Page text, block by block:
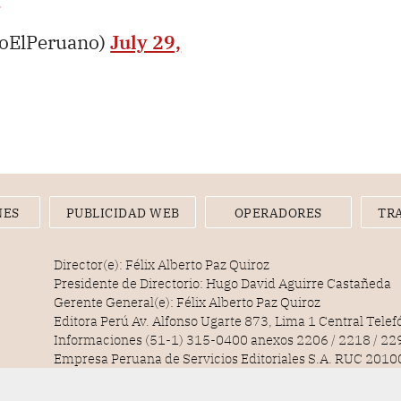
July 29,
PUBLICIDAD WEB OPERADORES
Director(e): Félix Alberto Paz Quiroz
Presidente de Directorio: Hugo David Aguirre Castañeda
Gerente General(e): Félix Alberto Paz Quiroz
Editora Perú Av. Alfonso Ugarte 873, Lima 1 Central
Informaciones (51-1) 315-0400 anexos 2206 / 2218 /
Empresa Peruana de Servicios Editoriales S.A. RUC